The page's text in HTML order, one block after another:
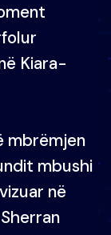
Kiara-
mbrëmjen
mbushi
në